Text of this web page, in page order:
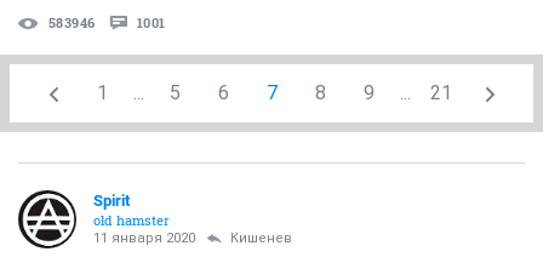
583946 1001
1 ... 5 6 7 8 9 ... 21
Spirit
old hamster
11 января 2020 Кишенев